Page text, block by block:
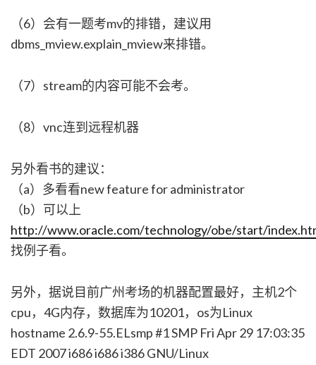
（6）会有一题考mv的排错，建议用
dbms_mview.explain_mview来排错。
（7）stream的内容可能不会考。
（8）vnc连到远程机器
另外看书的建议：
（a）多看看new feature for administrator
（b）可以上
http://www.oracle.com/technology/obe/start/
找例子看。
另外，据说目前广州考场的机器配置最好，主机2个
cpu，4G内存，数据库为10201，os为Linux
hostname 2.6.9-55.ELsmp #1 SMP Fri Apr 29 17:03:35
EDT 2007 i686 i686 i386 GNU/Linux